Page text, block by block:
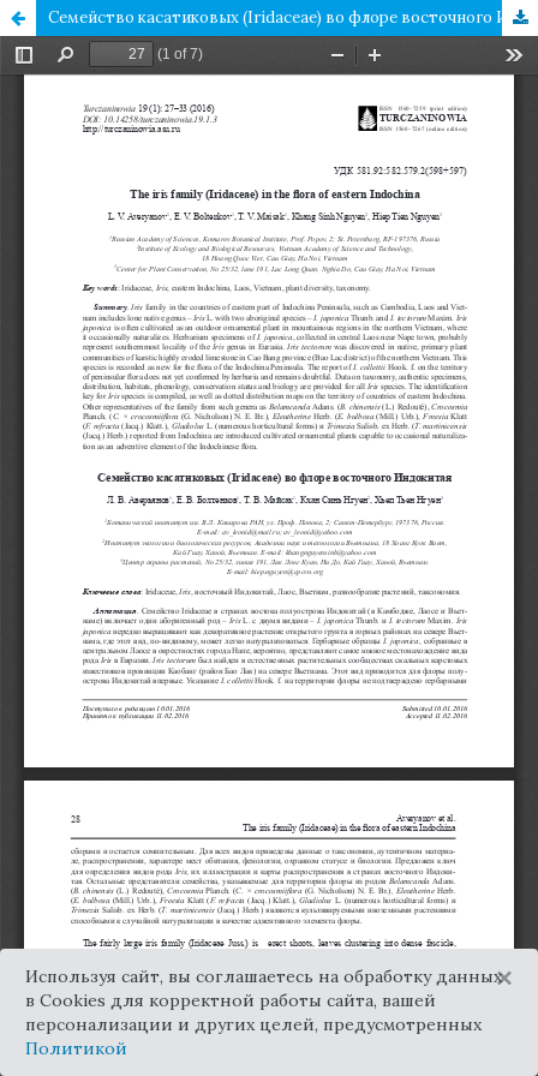
Семейство касатиковых (Iridaceae) во флоре восточного Индокитая
Используя сайт, вы соглашаетесь на обработку данных
в Cookies для корректной работы сайта, вашей
персонализации и других целей, предусмотренных
Политикой
×